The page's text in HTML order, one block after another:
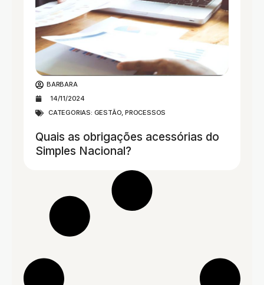
BARBARA
14/11/2024
CATEGORIAS: GESTÃO,PROCESSOS
Quais as obrigações acessórias do
Simples Nacional?